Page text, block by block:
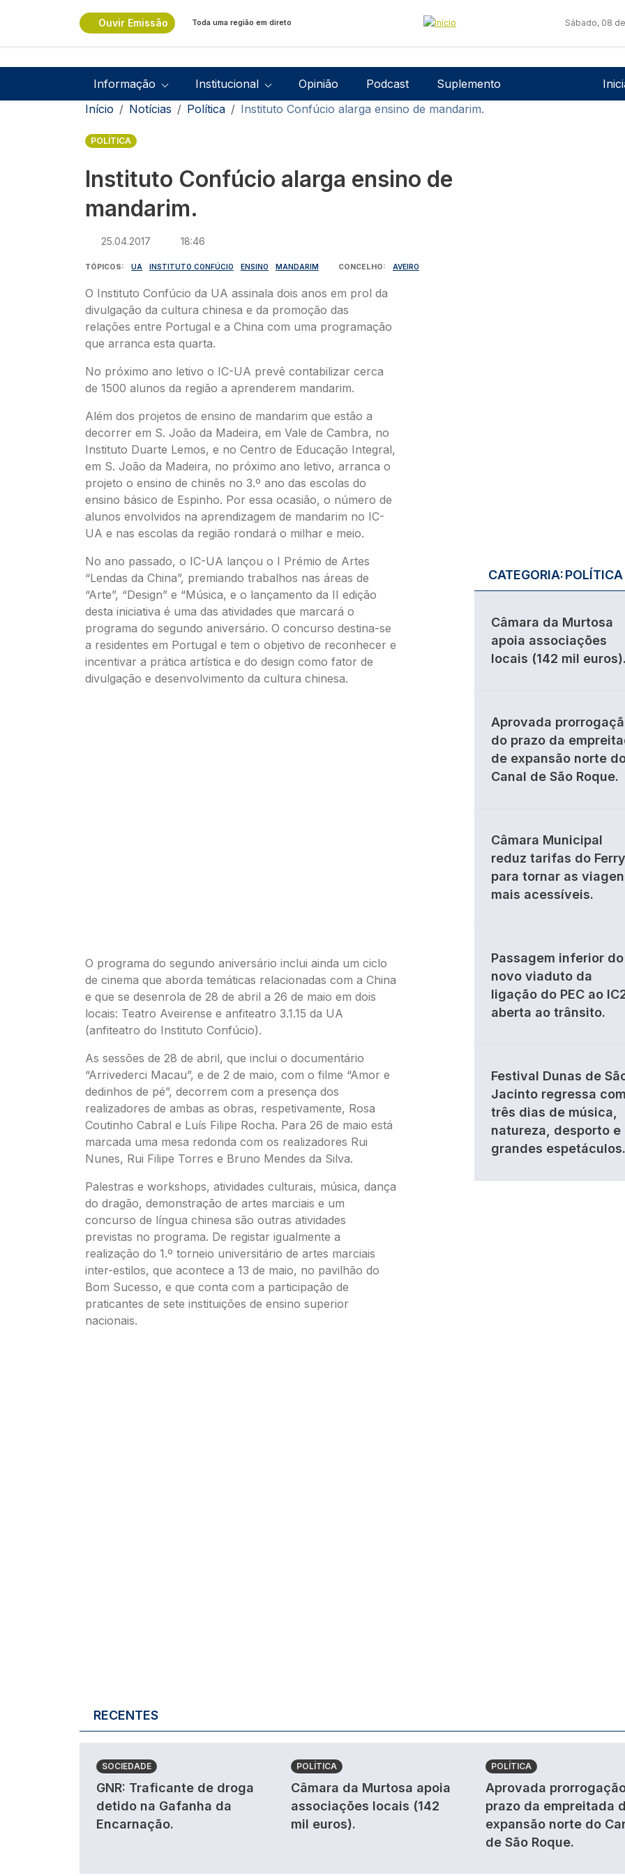
Ouvir Emissão Toda uma região em direto Sábado, 08
Navegação principal
Informação Institucional Opinião Podcast Suplemento
Navegação estrutural
Início Notícias Política Instituto Confúcio alarga ensino de mandarim.
POLÍTICA
Instituto Confúcio alarga ensino de
mandarim.
25.04.2017 18:46
TÓPICOS UA INSTITUTO CONFÚCIO ENSINO MANDARIM CONCELHO AVEIRO
O Instituto Confúcio da UA assinala dois anos em prol da
divulgação da cultura chinesa e da promoção das
relações entre Portugal e a China com uma programação
que arranca esta quarta.
No próximo ano letivo o IC-UA prevê contabilizar cerca
de 1500 alunos da região a aprenderem mandarim.
Além dos projetos de ensino de mandarim que estão a
decorrer em S. João da Madeira, em Vale de Cambra, no
Instituto Duarte Lemos, e no Centro de Educação Integral,
em S. João da Madeira, no próximo ano letivo, arranca o
projeto o ensino de chinês no 3.º ano das escolas do
ensino básico de Espinho. Por essa ocasião, o número de
alunos envolvidos na aprendizagem de mandarim no IC-
UA e nas escolas da região rondará o milhar e meio.
No ano passado, o IC-UA lançou o I Prémio de Artes
“Lendas da China”, premiando trabalhos nas áreas de
“Arte”, “Design” e “Música, e o lançamento da II edição
desta iniciativa é uma das atividades que marcará o
programa do segundo aniversário. O concurso destina-se
a residentes em Portugal e tem o objetivo de reconhecer e
incentivar a prática artística e do design como fator de
divulgação e desenvolvimento da cultura chinesa.
O programa do segundo aniversário inclui ainda um ciclo
de cinema que aborda temáticas relacionadas com a China
e que se desenrola de 28 de abril a 26 de maio em dois
locais: Teatro Aveirense e anfiteatro 3.1.15 da UA
(anfiteatro do Instituto Confúcio).
As sessões de 28 de abril, que inclui o documentário
“Arrivederci Macau”, e de 2 de maio, com o filme “Amor e
dedinhos de pé”, decorrem com a presença dos
realizadores de ambas as obras, respetivamente, Rosa
Coutinho Cabral e Luís Filipe Rocha. Para 26 de maio está
marcada uma mesa redonda com os realizadores Rui
Nunes, Rui Filipe Torres e Bruno Mendes da Silva.
Palestras e workshops, atividades culturais, música, dança
do dragão, demonstração de artes marciais e um
concurso de língua chinesa são outras atividades
previstas no programa. De registar igualmente a
realização do 1.º torneio universitário de artes marciais
inter-estilos, que acontece a 13 de maio, no pavilhão do
Bom Sucesso, e que conta com a participação de
praticantes de sete instituições de ensino superior
nacionais.
CATEGORIA:POLÍTICA
Câmara da Murtosa
apoia associações
locais (142 mil euros).
Aprovada
do prazo da
de expansão norte
Canal de São Roque.
Câmara Municipal
reduz tarifas do Ferry
para tornar as
mais acessíveis.
Passagem inferior do
novo viaduto da
ligação do PEC ao
aberta ao trânsito.
Festival Dunas de
Jacinto regressa com
três dias de música,
natureza, desporto e
grandes espetáculos.
RECENTES
SOCIEDADE
GNR: Traficante de droga
detido na Gafanha da
Encarnação.
POLÍTICA
Câmara da Murtosa apoia
associações locais (142
mil euros).
POLÍTICA
Aprovada
prazo da empreitada
expansão norte do
de São Roque.